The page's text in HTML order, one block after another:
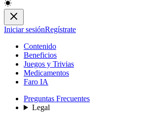
Iniciar sesiónRegístrate
Contenido
Beneficios
Juegos y Trivias
Medicamentos
Faro IA
Preguntas Frecuentes
Legal